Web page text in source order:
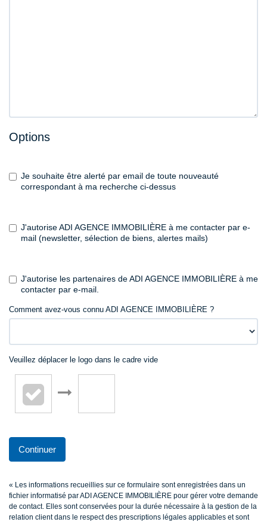
Options
Je souhaite être alerté par email de toute nouveauté
correspondant à ma recherche ci-dessus
J'autorise ADI AGENCE IMMOBILIÈRE à me contacter par e-
mail (newsletter, sélection de biens, alertes mails)
J'autorise les partenaires de ADI AGENCE IMMOBILIÈRE à me
contacter par e-mail.
Comment avez-vous connu ADI AGENCE IMMOBILIÈRE ?
Veuillez déplacer le logo dans le cadre vide
Continuer
« Les informations recueillies sur ce formulaire sont enregistrées dans un
fichier informatisé par ADI AGENCE IMMOBILIÈRE pour gérer votre demande
de contact. Elles sont conservées pour la durée nécessaire à la gestion de la
relation client dans le respect des prescriptions légales applicables et sont